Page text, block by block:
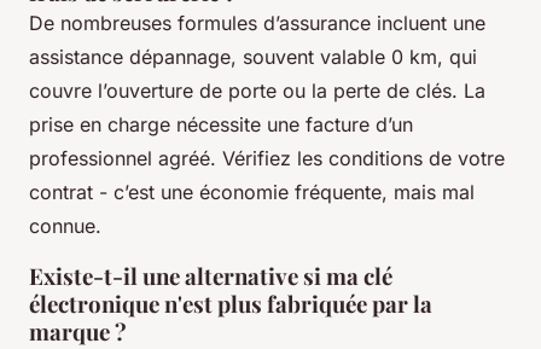
De nombreuses formules d’assurance incluent une
assistance dépannage, souvent valable 0 km, qui
couvre l’ouverture de porte ou la perte de clés. La
prise en charge nécessite une facture d’un
professionnel agréé. Vérifiez les conditions de votre
contrat - c’est une économie fréquente, mais mal
connue.
Existe-t-il une alternative si ma clé
électronique n'est plus fabriquée par la
marque ?